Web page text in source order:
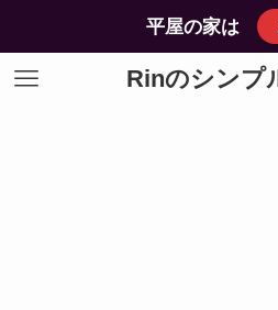
平屋の家は
Rinのシンプ